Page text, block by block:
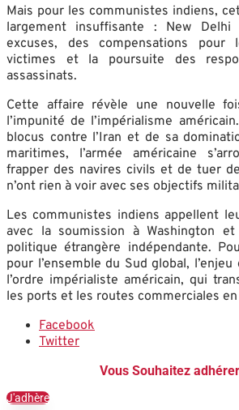
Mais pour les communistes indiens,
largement insuffisante : New
excuses, des compensations pour
victimes et la poursuite des
assassinats.
Cette affaire révèle une nouvelle
l’impunité de l’impérialisme
blocus contre l’Iran et de sa
maritimes, l’armée américaine
frapper des navires civils et de tuer
n’ont rien à voir avec ses objectifs
Les communistes indiens appellent
avec la soumission à Washington
politique étrangère indépendante.
pour l’ensemble du Sud global,
l’ordre impérialiste américain, qui
les ports et les routes commerciales
Facebook
Twitter
Vous Souhaitez
J'adhère